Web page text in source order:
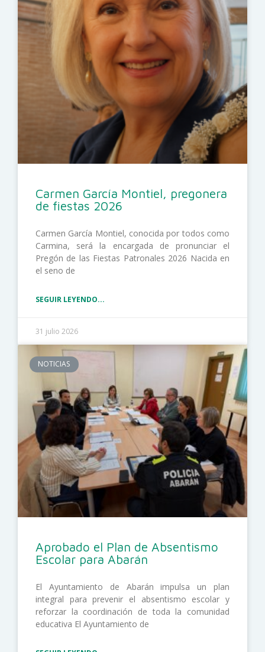
Carmen García Montiel, pregonera
de fiestas 2026
Carmen García Montiel, conocida por todos como
Carmina, será la encargada de pronunciar el
Pregón de las Fiestas Patronales 2026 Nacida en
el seno de
SEGUIR LEYENDO...
31 julio 2026
NOTICIAS
Aprobado el Plan de Absentismo
Escolar para Abarán
El Ayuntamiento de Abarán impulsa un plan
integral para prevenir el absentismo escolar y
reforzar la coordinación de toda la comunidad
educativa El Ayuntamiento de